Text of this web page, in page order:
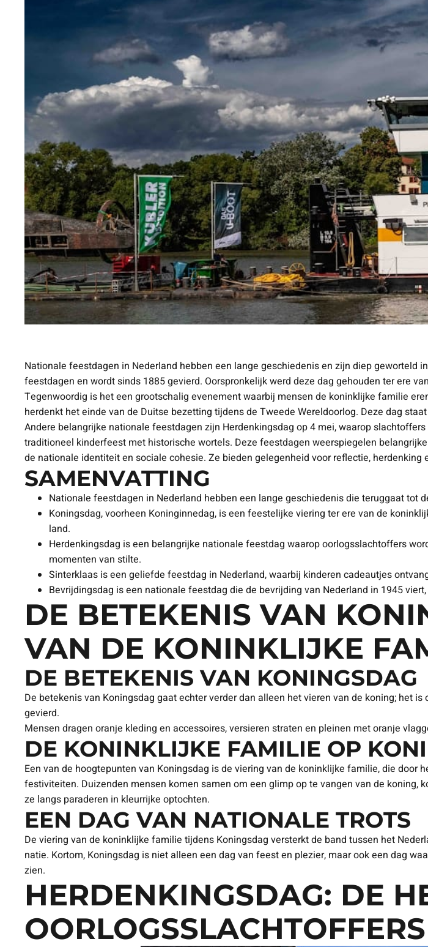
Nationale feestdagen in Nederland hebben een lange geschiedenis en zijn diep geworteld
feestdagen en wordt sinds 1885 gevierd. Oorspronkelijk werd deze dag gehouden ter ere
Tegenwoordig is het een grootschalig evenement waarbij mensen de koninklijke familie
herdenkt het einde van de Duitse bezetting tijdens de Tweede Wereldoorlog. Deze dag
Andere belangrijke nationale feestdagen zijn Herdenkingsdag op 4 mei, waarop
traditioneel kinderfeest met historische wortels. Deze feestdagen weerspiegelen
de nationale identiteit en sociale cohesie. Ze bieden gelegenheid voor reflectie,
SAMENVATTING
Nationale feestdagen in Nederland hebben een lange geschiedenis die teruggaat
Koningsdag, voorheen Koninginnedag, is een feestelijke viering ter ere van de
land.
Herdenkingsdag is een belangrijke nationale feestdag waarop oorlogsslachtoffers
momenten van stilte.
Sinterklaas is een geliefde feestdag in Nederland, waarbij kinderen cadeautjes
Bevrijdingsdag is een nationale feestdag die de bevrijding van Nederland in 1945
DE BETEKENIS VAN
VAN DE KONINKLIJKE
DE BETEKENIS VAN KONINGSDAG
De betekenis van Koningsdag gaat echter verder dan alleen het vieren van de koning; het
gevierd.
Mensen dragen oranje kleding en accessoires, versieren straten en pleinen met oranje
DE KONINKLIJKE FAMILIE OP
Een van de hoogtepunten van Koningsdag is de viering van de koninklijke familie, die
festiviteiten. Duizenden mensen komen samen om een glimp op te vangen van de
ze langs paraderen in kleurrijke optochten.
EEN DAG VAN NATIONALE TROTS
De viering van de koninklijke familie tijdens Koningsdag versterkt de band tussen het
natie. Kortom, Koningsdag is niet alleen een dag van feest en plezier, maar ook een dag
zien.
HERDENKINGSDAG: DE